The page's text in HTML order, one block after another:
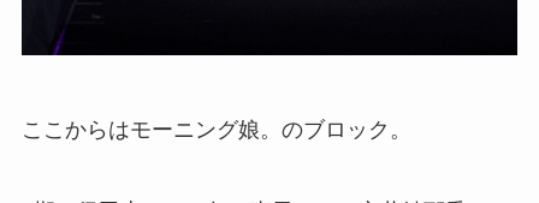
ここからはモーニング娘。のブロック。